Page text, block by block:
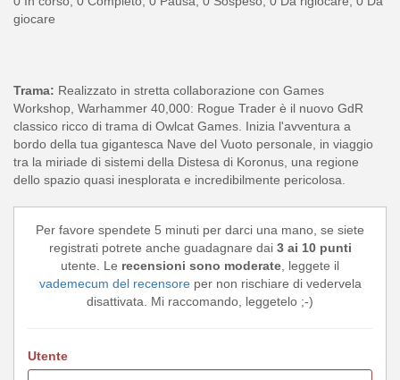
giocare
Trama: Realizzato in stretta collaborazione con Games
Workshop, Warhammer 40,000: Rogue Trader è il nuovo GdR
classico ricco di trama di Owlcat Games. Inizia l'avventura a
bordo della tua gigantesca Nave del Vuoto personale, in viaggio
tra la miriade di sistemi della Distesa di Koronus, una regione
dello spazio quasi inesplorata e incredibilmente pericolosa.
Per favore spendete 5 minuti per darci una mano, se siete
registrati potrete anche guadagnare dai 3 ai 10 punti
utente. Le recensioni sono moderate, leggete il
vademecum del recensoreper non rischiare di vedervela
disattivata. Mi raccomando, leggetelo ;-)
Utente